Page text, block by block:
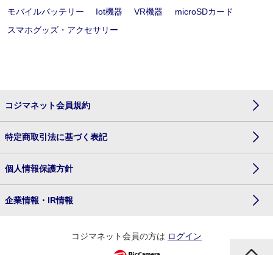
モバイルバッテリー
Iot機器 VR機器
microSDカード
スマホグッズ・アクセサリー
コジマネット会員規約
特定商取引法に基づく表記
個人情報保護方針
企業情報・IR情報
コジマネット会員の方は ログイン